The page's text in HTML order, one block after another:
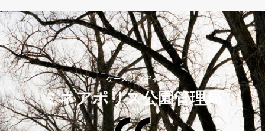
ケース スタディ
ミネアポリス公園管理局